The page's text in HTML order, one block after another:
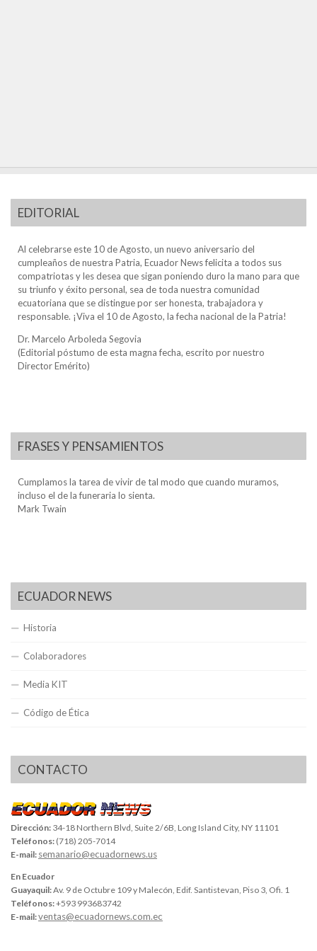
EDITORIAL
Al celebrarse este 10 de Agosto, un nuevo aniversario del
cumpleaños de nuestra Patria, Ecuador News felicita a todos sus
compatriotas y les desea que sigan poniendo duro la mano para que
su triunfo y éxito personal, sea de toda nuestra comunidad
ecuatoriana que se distingue por ser honesta, trabajadora y
responsable. ¡Viva el 10 de Agosto, la fecha nacional de la Patria!
Dr. Marcelo Arboleda Segovia
(Editorial póstumo de esta magna fecha, escrito por nuestro
Director Emérito)
FRASES Y PENSAMIENTOS
Cumplamos la tarea de vivir de tal modo que cuando muramos,
incluso el de la funeraria lo sienta.
Mark Twain
ECUADOR NEWS
Historia
Colaboradores
Media KIT
Código de Ética
CONTACTO
Dirección: 34-18 Northern Blvd, Suite 2/6B, Long Island City, NY 11101
Teléfonos: (718) 205-7014
E-mail: semanario@ecuadornews.us
En Ecuador
Guayaquil:Av. 9 de Octubre 109 y Malecón, Edif. Santistevan, Piso 3, Ofi. 1
Teléfonos:+593 993683742
E-mail:ventas@ecuadornews.com.ec